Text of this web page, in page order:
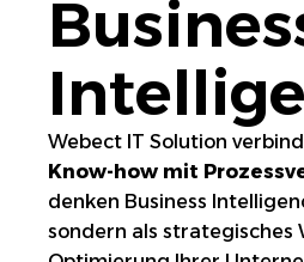
Webect IT Solution
Know-how mit
denken Business
sondern als strategisches